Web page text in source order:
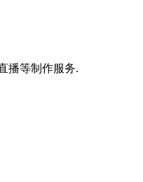
播等制作服务.